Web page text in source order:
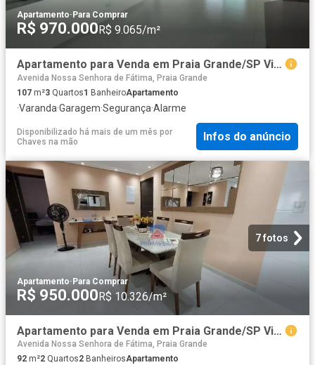
Apartamento· Para Comprar
R$ 970.000R$ 9.065/m²
Apartamento para Venda em Praia Grande/SP Vila Caiçara 3 Quartos
Avenida Nossa Senhora de Fátima, Praia Grande
107 m²3 Quartos1 BanheiroApartamento
·Varanda·Garagem·Segurança·Alarme
Disponibilizado há mais de um mês por
Chaves na mão
Infos do anúncio
7 fotos
Apartamento·Para Comprar
R$ 950.000R$ 10.326/m²
Apartamento para Venda em Praia Grande/SP Vila Caiçara 2 Quartos
Avenida Nossa Senhora de Fátima, Praia Grande
92 m²2 Quartos2 BanheirosApartamento